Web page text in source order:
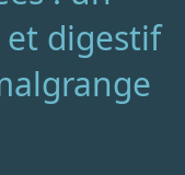
et digestif